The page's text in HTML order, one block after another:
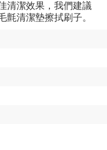
清潔效果，我們建議
氈清潔墊擦拭刷子。